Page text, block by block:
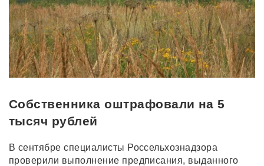
Собственника оштрафовали на 5
тысяч рублей
В сентябре специалисты Россельхознадзора
проверили выполнение предписания, выданного